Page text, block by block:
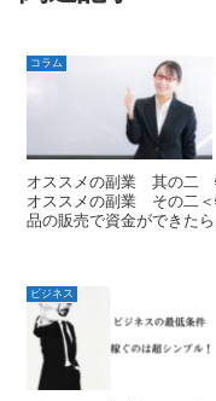
コラム
オススメの副業 其の二
オススメの副業 その二＜
品の販売で資金ができた
ビジネス